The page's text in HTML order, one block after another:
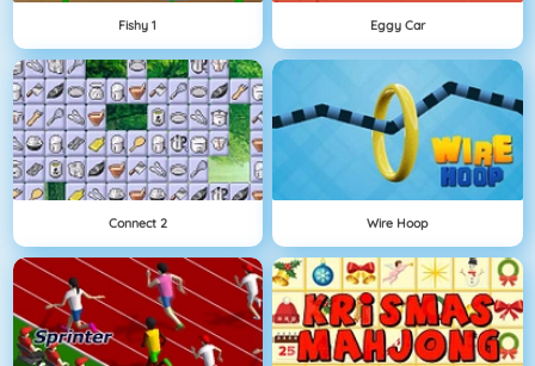
Fishy 1 Eggy Car
Connect 2 Wire Hoop